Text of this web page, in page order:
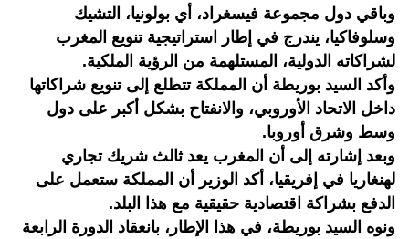
وباقي دول مجموعة فيسغراد، أي بولونيا، التشيك
وسلوفاكيا، يندرج في إطار استراتيجية تنويع المغرب
لشراكاته الدولية، المستلهمة من الرؤية الملكية.
وأكد السيد بوريطة أن المملكة تتطلع إلى تنويع شراكاتها
داخل الاتحاد الأوروبي، والانفتاح بشكل أكبر على دول
وسط وشرق أوروبا.
وبعد إشارته إلى أن المغرب يعد ثالث شريك تجاري
لهنغاريا في إفريقيا، أكد الوزير أن المملكة ستعمل على
الدفع بشراكة اقتصادية حقيقية مع هذا البلد.
ونوه السيد بوريطة، في هذا الإطار، بانعقاد الدورة الرابعة